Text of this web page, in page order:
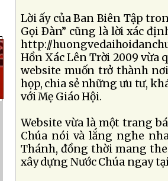
Lời ấy của Ban Biên Tập
Gọi Ðàn” cũng là lời xác
http://
Hồn Xác Lên Trời 2009 vừa
website muốn trở thành
họp, chia sẻ những ưu tư,
với Mẹ Giáo Hội.
Website vừa là một trang
Chúa nói và lắng nghe
Thánh, đồng thời mang
xây dựng Nước Chúa ngay